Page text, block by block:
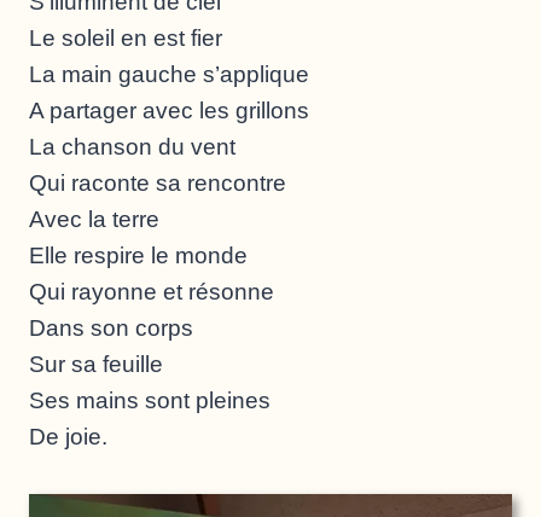
Le soleil en est fier
La main gauche s’applique
A partager avec les grillons
La chanson du vent
Qui raconte sa rencontre
Avec la terre
Elle respire le monde
Qui rayonne et résonne
Dans son corps
Sur sa feuille
Ses mains sont pleines
De joie.